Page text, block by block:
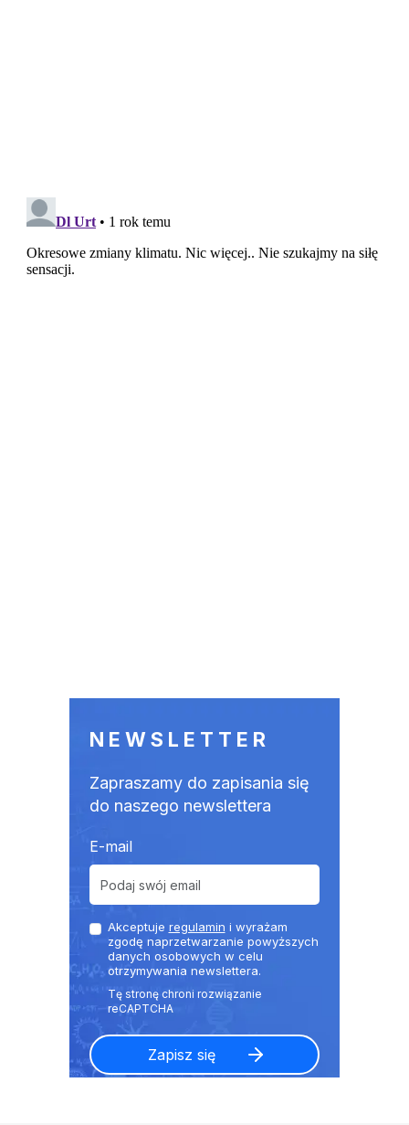
NEWSLETTER
Zapraszamy do zapisania się
do naszego newslettera
E-mail
Akceptuje regulamin i wyrażam
zgodę naprzetwarzanie powyższych
danych osobowych w celu
otrzymywania newslettera.